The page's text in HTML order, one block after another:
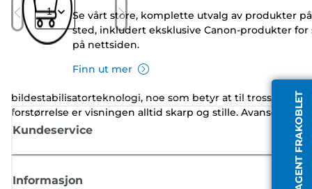
/ 1
AGENT FRAKOBLET
Canon-kikkerter er annerledes konstruert enn andre. De er
bildestabilisatorteknologi, noe som betyr at til tross for høy
forstørrelse er visningen alltid skarp og stille. Avansert
fra Canon inkluderer Porro-prisme og et Super Spectra-
Se vårt store, komplette utvalg av produkter
sted, inkludert eksklusive Canon-produkter for
på nettsiden.
Finn ut mer
Kundeservice
Informasjon